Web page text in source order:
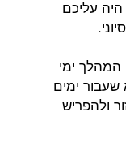
עליכם
ימי
ימים
ולהפריש